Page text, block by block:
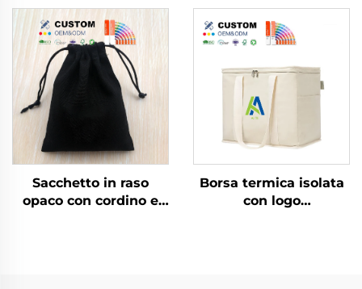
vintage floreale
personalizzato con
stampa a
trasferimento termico
per shopping e regali
Personalizzabile Moda
Popolare in Tessuto
per Tutte le Stagioni
Sacchetto in raso
opaco con cordino e
Borsa termica isolata
con logo